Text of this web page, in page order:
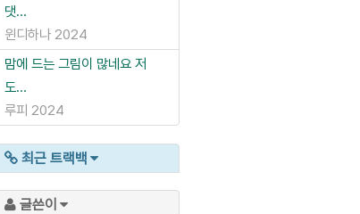
댓...
윈디하나 2024
맘에 드는 그림이 많네요 저
도...
루피 2024
최근 트랙백
글쓴이